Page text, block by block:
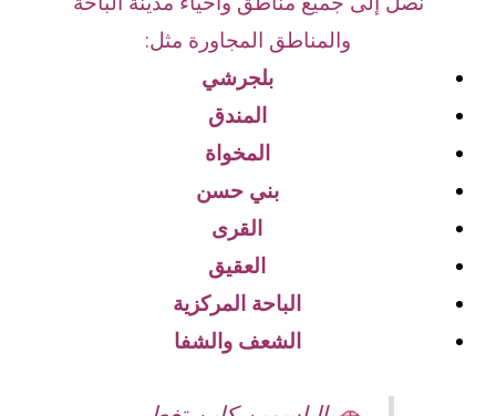
والمناطق المجاورة مثل:
بلجرشي
المندق
المخواة
بني حسن
القرى
العقيق
الباحة المركزية
الشعف والشفا